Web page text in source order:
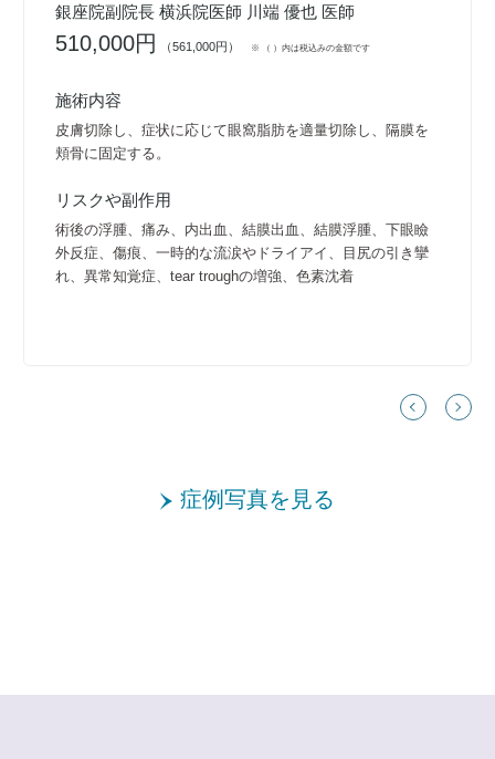
銀座院副院長 横浜院医師 川端 優也 医師
510,000円 （561,000円） ※ （ ）内は税込みの金額です
施術内容
皮膚切除し、症状に応じて眼窩脂肪を適量切除し、隔膜を
頬骨に固定する。
リスクや副作用
術後の浮腫、痛み、内出血、結膜出血、結膜浮腫、下眼瞼
外反症、傷痕、一時的な流涙やドライアイ、目尻の引き攣
れ、異常知覚症、tear troughの増強、色素沈着
症例写真を見る